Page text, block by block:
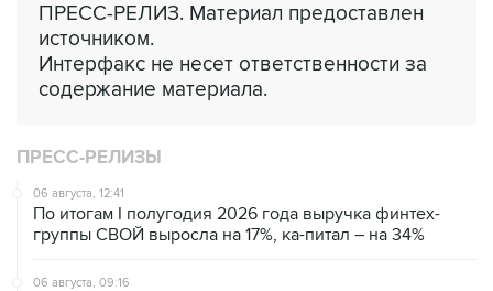
ПРЕСС-РЕЛИЗ. Материал предоставлен
источником.
Интерфакс не несет ответственности за
содержание материала.
ПРЕСС-РЕЛИЗЫ
06 августа, 12:41
По итогам I полугодия 2026 года выручка финтех-
группы СВОЙ выросла на 17%, ка-питал – на 34%
06 августа, 09:16